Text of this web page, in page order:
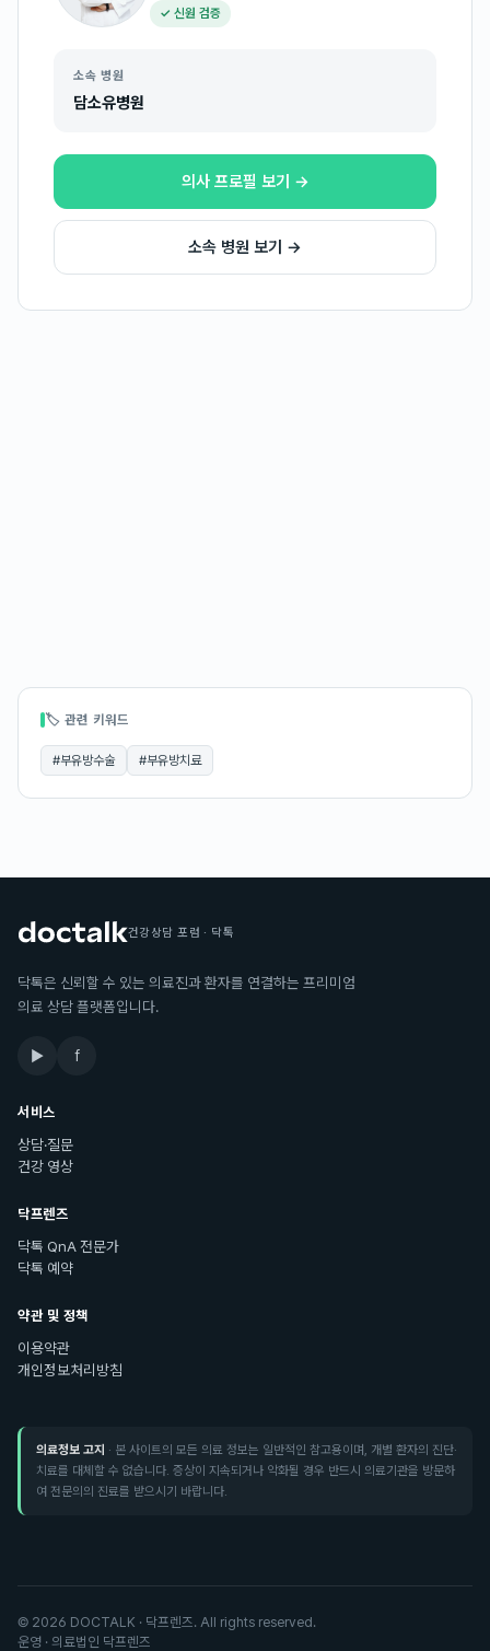
✓ 신원 검증
소속 병원
담소유병원
의사 프로필 보기 →
소속 병원 보기 →
🏷 관련 키워드
#부유방수술 #부유방치료
건강상담 포럼 · 닥톡
닥톡은 신뢰할 수 있는 의료진과 환자를 연결하는 프리미엄
의료 상담 플랫폼입니다.
▶ f
서비스
상담·질문
건강 영상
닥프렌즈
닥톡 QnA 전문가
닥톡 예약
약관 및 정책
이용약관
개인정보처리방침
의료정보 고지 · 본 사이트의 모든 의료 정보는 일반적인 참고용이며, 개별 환자의 진단·
치료를 대체할 수 없습니다. 증상이 지속되거나 악화될 경우 반드시 의료기관을 방문하
여 전문의의 진료를 받으시기 바랍니다.
© 2026 DOCTALK · 닥프렌즈. All rights reserved.
운영 · 의료법인 닥프렌즈